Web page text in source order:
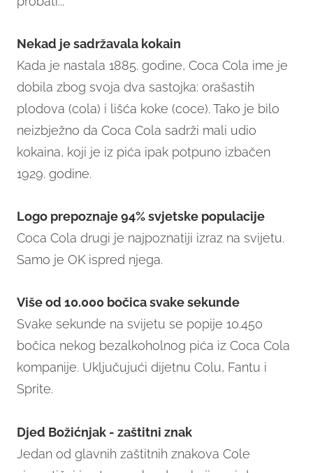
Nekad je sadržavala kokain
Kada je nastala 1885. godine, Coca Cola ime je
dobila zbog svoja dva sastojka: orašastih
plodova (cola) i lišća koke (coce). Tako je bilo
neizbježno da Coca Cola sadrži mali udio
kokaina, koji je iz pića ipak potpuno izbačen
1929. godine.
Logo prepoznaje 94% svjetske populacije
Coca Cola drugi je najpoznatiji izraz na svijetu.
Samo je OK ispred njega.
Više od 10.000 bočica svake sekunde
Svake sekunde na svijetu se popije 10.450
bočica nekog bezalkoholnog pića iz Coca Cola
kompanije. Uključujući dijetnu Colu, Fantu i
Sprite.
Djed Božićnjak - zaštitni znak
Jedan od glavnih zaštitnih znakova Cole